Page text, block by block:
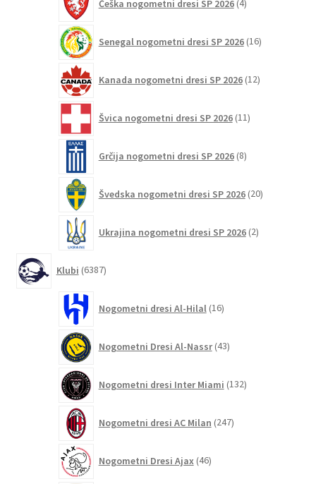
Češka nogometni dresi SP 2026 4izdelki
Senegal nogometni dresi SP 2026 16izdelkov
Kanada nogometni dresi SP 2026 12izdelkov
Švica nogometni dresi SP 2026 11izdelkov
Grčija nogometni dresi SP 2026 8izdelkov
Švedska nogometni dresi SP 2026 20izdelkov
Ukrajina nogometni dresi SP 2026 2izdelka
Klubi 6387izdelkov
Nogometni dresi Al-Hilal 16izdelkov
Nogometni Dresi Al-Nassr 43izdelkov
Nogometni dresi Inter Miami 132izdelkov
Nogometni dresi AC Milan 247izdelkov
Nogometni Dresi Ajax 46izdelkov